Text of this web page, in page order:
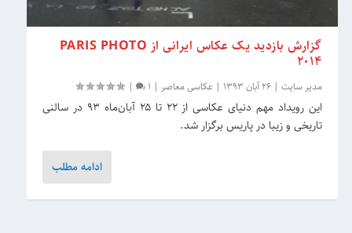
گزارش بازدید یک عکاس ایرانی از PARIS PHOTO
۲۰۱۴
مدیر سایت |26 آبان 1393 |عکاسی معاصر |
1
|
این رویداد مهم دنیای عکاسی از ۲۲ تا ۲۵ آبان‌ماه ۹۳ در سالنی
تاریخی و زیبا در پاریس برگزار شد.
ادامه مطلب